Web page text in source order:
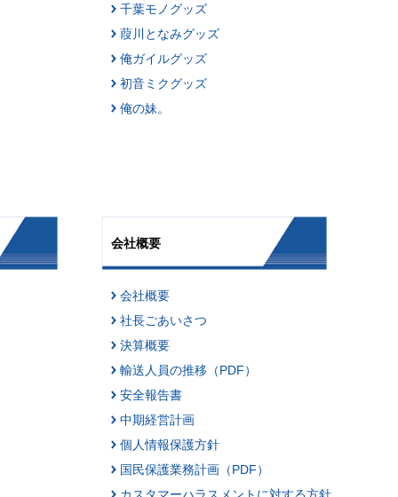
千葉モノグッズ
葭川となみグッズ
俺ガイルグッズ
初音ミクグッズ
俺の妹。
会社概要
会社概要
社長ごあいさつ
決算概要
輸送人員の推移（PDF）
安全報告書
中期経営計画
個人情報保護方針
国民保護業務計画（PDF）